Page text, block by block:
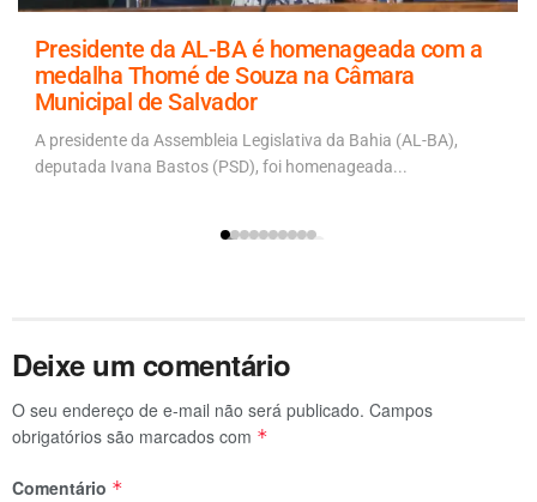
Presidente da AL-BA é homenageada com a
medalha Thomé de Souza na Câmara
Municipal de Salvador
A presidente da Assembleia Legislativa da Bahia (AL-BA),
deputada Ivana Bastos (PSD), foi homenageada...
Deixe um comentário
O seu endereço de e-mail não será publicado. Campos
obrigatórios são marcados com *
Comentário *